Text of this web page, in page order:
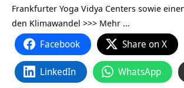
Frankfurter Yoga Vidya Centers sowie
den Klimawandel >>> Mehr …
Facebook Share on X
LinkedIn WhatsApp